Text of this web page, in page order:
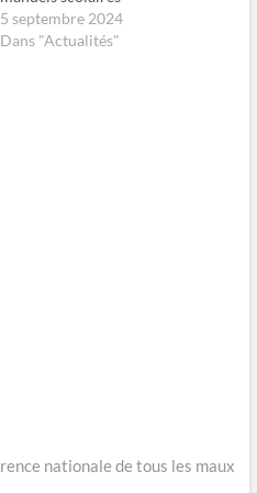
5 septembre 2024
Dans "Actualités"
nationale de tous les maux